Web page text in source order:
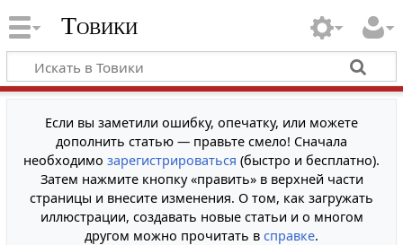
Товики
Если вы заметили ошибку, опечатку, или можете
дополнить статью — правьте смело! Сначала
необходимо зарегистрироваться (быстро и бесплатно).
Затем нажмите кнопку «править» в верхней части
страницы и внесите изменения. О том, как загружать
иллюстрации, создавать новые статьи и о многом
другом можно прочитать в справке.